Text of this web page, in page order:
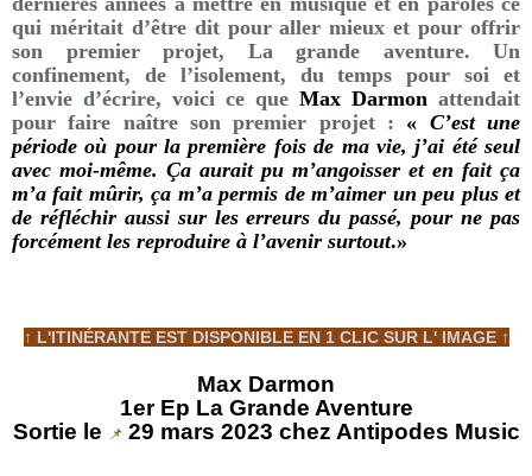
qui méritait d’être dit pour aller mieux et pour offrir
son premier projet, La grande aventure. Un
confinement, de l’isolement, du temps pour soi et
l’envie d’écrire, voici ce que Max Darmon attendait
pour faire naître son premier projet : « C’est une
période où pour la première fois de ma vie, j’ai été seul
avec moi-même. Ça aurait pu m’angoisser et en fait ça
m’a fait mûrir, ça m’a permis de m’aimer un peu plus et
de réfléchir aussi sur les erreurs du passé, pour ne pas
forcément les reproduire à l’avenir surtout.»
↑ L'ITINÉRANTE EST DISPONIBLE EN 1 CLIC SUR L' IMAGE ↑
Max Darmon
1er Ep La Grande Aventure
Sortie le 📌 29 mars 2023 chez Antipodes Music